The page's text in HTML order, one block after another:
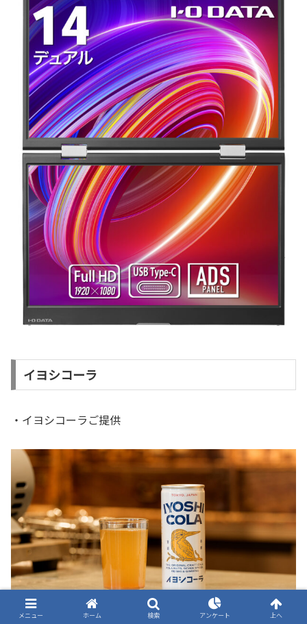
イヨシコーラ
・イヨシコーラご提供
メニュー ホーム 検索 アンケート 上へ